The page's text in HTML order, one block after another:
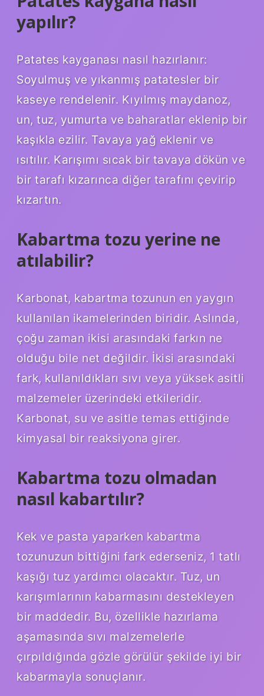
yapılır?
Patates kayganası nasıl hazırlanır:
Soyulmuş ve yıkanmış patatesler bir
kaseye rendelenir. Kıyılmış maydanoz,
un, tuz, yumurta ve baharatlar eklenip bir
kaşıkla ezilir. Tavaya yağ eklenir ve
ısıtılır. Karışımı sıcak bir tavaya dökün ve
bir tarafı kızarınca diğer tarafını çevirip
kızartın.
Kabartma tozu yerine ne
atılabilir?
Karbonat, kabartma tozunun en yaygın
kullanılan ikamelerinden biridir. Aslında,
çoğu zaman ikisi arasındaki farkın ne
olduğu bile net değildir. İkisi arasındaki
fark, kullanıldıkları sıvı veya yüksek asitli
malzemeler üzerindeki etkileridir.
Karbonat, su ve asitle temas ettiğinde
kimyasal bir reaksiyona girer.
Kabartma tozu olmadan
nasıl kabartılır?
Kek ve pasta yaparken kabartma
tozunuzun bittiğini fark ederseniz, 1 tatlı
kaşığı tuz yardımcı olacaktır. Tuz, un
karışımlarının kabarmasını destekleyen
bir maddedir. Bu, özellikle hazırlama
aşamasında sıvı malzemelerle
çırpıldığında gözle görülür şekilde iyi bir
kabarmayla sonuçlanır.